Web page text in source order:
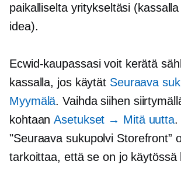
paikalliselta yritykseltäsi
idea).
Ecwid-kaupassasi voit kerätä
kassalla, jos käytät Seuraava
Myymälä. Vaihda siihen
kohtaanAsetukset → Mitä uutta.
"Seuraava sukupolvi Storefront”
tarkoittaa, että se on jo käytössä